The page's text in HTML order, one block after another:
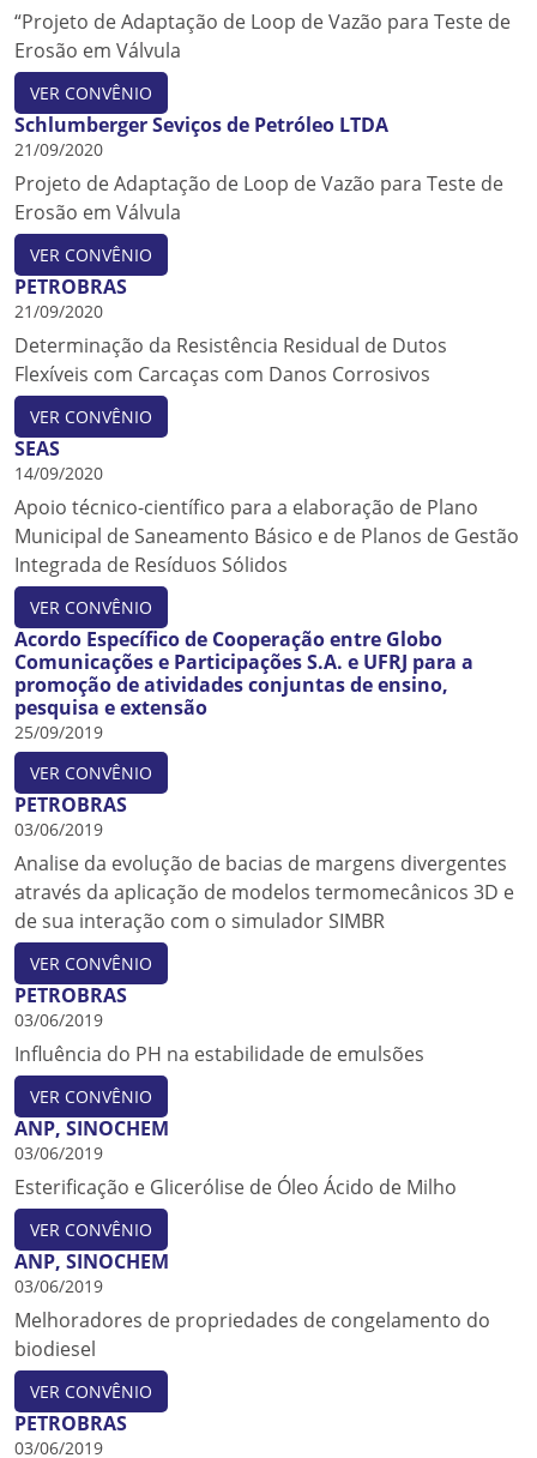
“Projeto de Adaptação de Loop de Vazão para Teste de
Erosão em Válvula
VER CONVÊNIO
Schlumberger Seviços de Petróleo LTDA
21/09/2020
Projeto de Adaptação de Loop de Vazão para Teste de
Erosão em Válvula
VER CONVÊNIO
PETROBRAS
21/09/2020
Determinação da Resistência Residual de Dutos
Flexíveis com Carcaças com Danos Corrosivos
VER CONVÊNIO
SEAS
14/09/2020
Apoio técnico-científico para a elaboração de Plano
Municipal de Saneamento Básico e de Planos de Gestão
Integrada de Resíduos Sólidos
VER CONVÊNIO
Acordo Específico de Cooperação entre Globo
Comunicações e Participações S.A. e UFRJ para a
promoção de atividades conjuntas de ensino,
pesquisa e extensão
25/09/2019
VER CONVÊNIO
PETROBRAS
03/06/2019
Analise da evolução de bacias de margens divergentes
através da aplicação de modelos termomecânicos 3D e
de sua interação com o simulador SIMBR
VER CONVÊNIO
PETROBRAS
03/06/2019
Influência do PH na estabilidade de emulsões
VER CONVÊNIO
ANP, SINOCHEM
03/06/2019
Esterificação e Glicerólise de Óleo Ácido de Milho
VER CONVÊNIO
ANP, SINOCHEM
03/06/2019
Melhoradores de propriedades de congelamento do
biodiesel
VER CONVÊNIO
PETROBRAS
03/06/2019